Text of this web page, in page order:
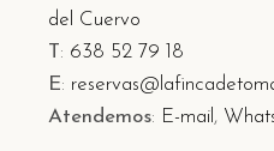
del Cuervo
T: 638 52 79 18
E:
Atendemos: E-mail ,